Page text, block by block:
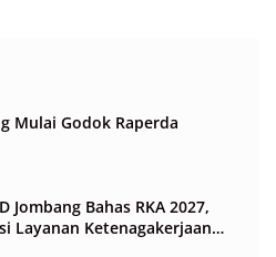
Mulai Godok Raperda
Jombang Bahas RKA 2027,
Layanan Ketenagakerjaan